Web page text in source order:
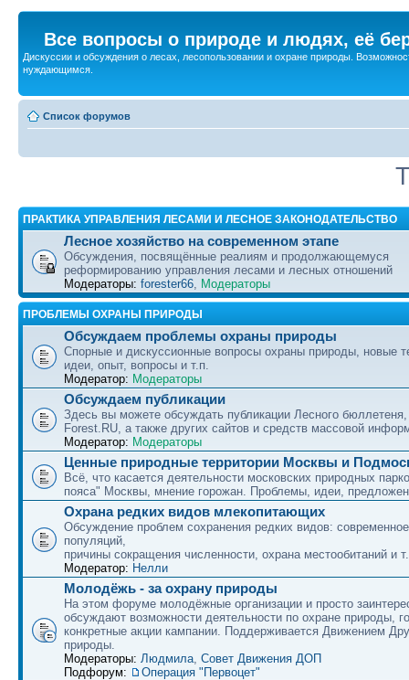
Все вопросы о природе и людях, её
Дискуссии и обсуждения о лесах, лесопользовании и охране природы.
нуждающимся.
Список форумов
ПРАКТИКА УПРАВЛЕНИЯ ЛЕСАМИ И ЛЕСНОЕ ЗАКОНОДАТЕЛЬСТВО
Лесное хозяйство на современном этапе
Обсуждения, посвящённые реалиям и продолжающемуся
реформированию управления лесами и лесных отношений
Модераторы: forester66, Модераторы
ПРОБЛЕМЫ ОХРАНЫ ПРИРОДЫ
Обсуждаем проблемы охраны природы
Спорные и дискуссионные вопросы охраны природы, новые
идеи, опыт, вопросы и т.п.
Модератор: Модераторы
Обсуждаем публикации
Здесь вы можете обсуждать публикации Лесного бюллетеня,
Forest.RU, а также других сайтов и средств массовой
Модератор: Модераторы
Ценные природные территории Москвы и
Всё, что касается деятельности московских природных
пояса" Москвы, мнение горожан. Проблемы, идеи,
Охрана редких видов млекопитающих
Обсуждение проблем сохранения редких видов:
популяций,
причины сокращения численности, охрана местообитаний и
Модератор: Нелли
Молодёжь - за охрану природы
На этом форуме молодёжные организации и просто
обсуждают возможности деятельности по охране природы,
конкретные акции кампании. Поддерживается Движением
природы.
Модераторы: Людмила, Совет Движения ДОП
Подфорум:
Операция "Первоцет"